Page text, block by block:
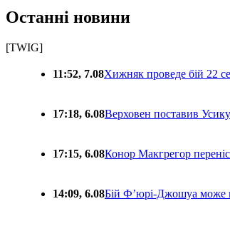
Останні новини
[TWIG]
11:52, 7.08Хижняк проведе бій 22
17:18, 6.08Верховен поставив
17:15, 6.08Конор Макгрегор
14:09, 6.08Бій Ф’юрі-Джошуа може